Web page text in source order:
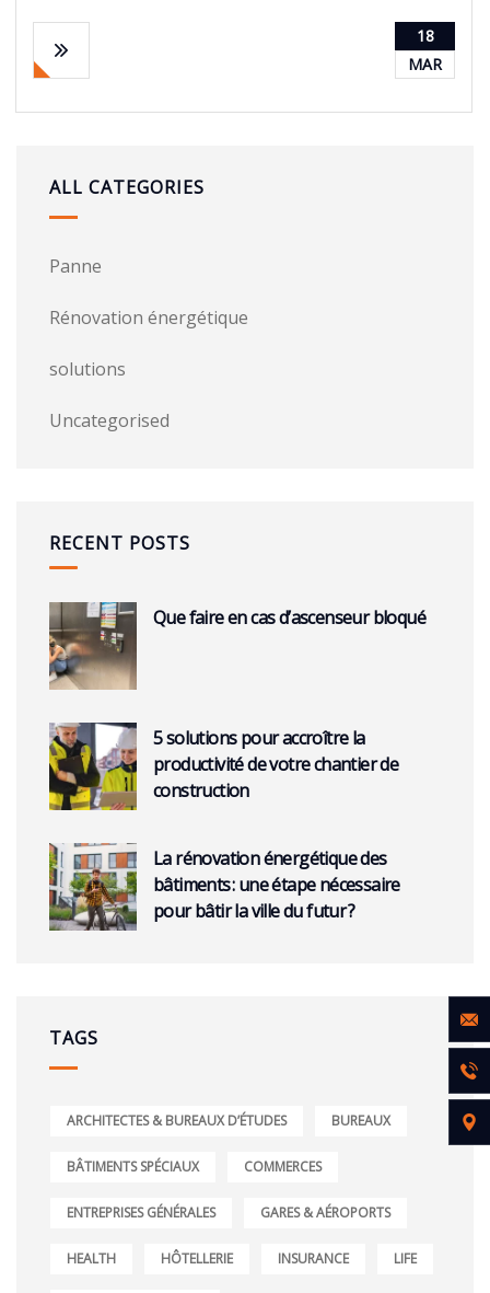
18
MAR
ALL CATEGORIES
Panne
Rénovation énergétique
solutions
Uncategorised
RECENT POSTS
Que faire en cas d’ascenseur bloqué
5 solutions pour accroître la
productivité de votre chantier de
construction
La rénovation énergétique des
bâtiments : une étape nécessaire
pour bâtir la ville du futur ?
TAGS
ARCHITECTES & BUREAUX D’ÉTUDES BUREAUX
BÂTIMENTS SPÉCIAUX COMMERCES
ENTREPRISES GÉNÉRALES GARES & AÉROPORTS
HEALTH HÔTELLERIE INSURANCE LIFE